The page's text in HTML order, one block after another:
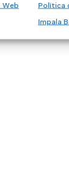
Web
Política
Impala